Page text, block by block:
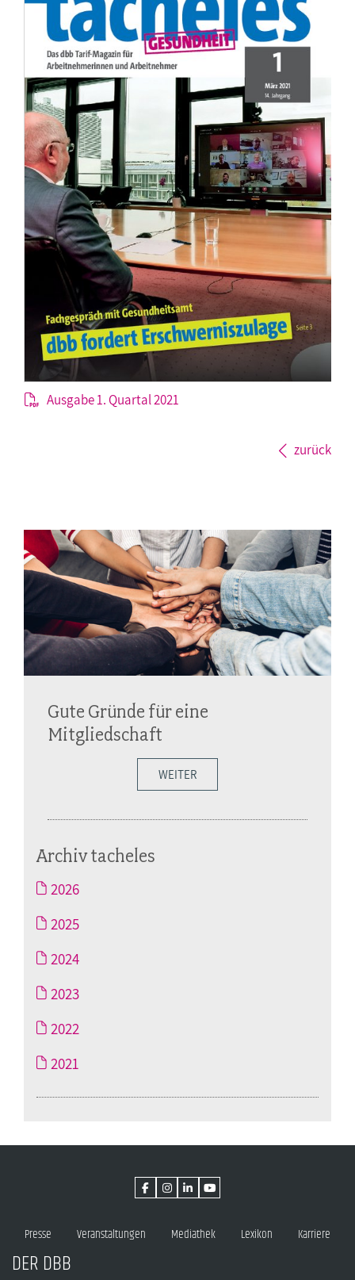
Ausgabe 1. Quartal 2021
zurück
Gute Gründe für eine
Mitgliedschaft
WEITER
Archiv tacheles
2026
2025
2024
2023
2022
2021
Presse Veranstaltungen Mediathek Lexikon Karriere
DER DBB